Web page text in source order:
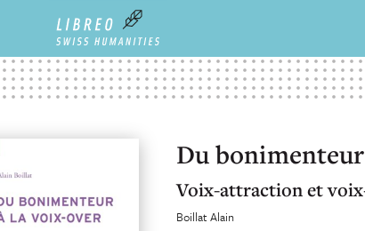
Du
Voix-attraction et
Boillat Alain